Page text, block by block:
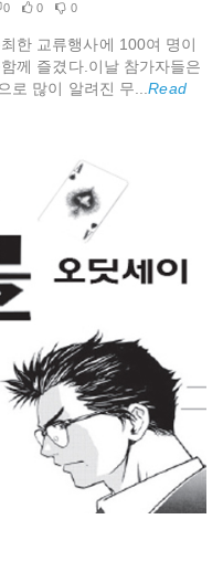
0 0 0
한 교류행사에 100여 명이
께 즐겼다.이날 참가자들은
로 많이 알려진 무...Read